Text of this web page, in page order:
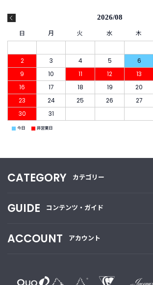
2026/08
日 月 火 水 木
2
3 4 5 6
9
10 11 12 13
16
17 18 19 20
23
24 25 26 27
30
31
■ 今日 ■ 非営業日
CATEGORY カテゴリー
GUIDE コンテンツ・ガイド
ACCOUNT アカウント